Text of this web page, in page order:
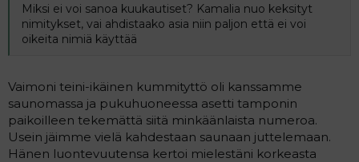
Miksi ei voi sanoa kuukautiset? Kamalia nuo keksityt
nimitykset, vai ahdistaako asia niin paljon että ei voi
oikeita nimiä käyttää
Vaimoni teini-ikäinen kummityttö oli kanssamme
saunomassa ja pukuhuoneessa asetti tamponin
paikoilleen tekemättä siitä minkäänlaista numeroa.
Usein jäimme vielä kahdestaan saunaan juttelemaan.
Hänen luontevuutensa kertoi mielestäni korkeasta